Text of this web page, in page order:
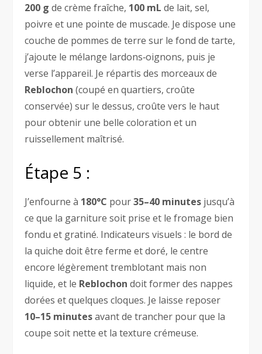
200 g de crème fraîche, 100 mL de lait, sel,
poivre et une pointe de muscade. Je dispose une
couche de pommes de terre sur le fond de tarte,
j’ajoute le mélange lardons‑oignons, puis je
verse l’appareil. Je répartis des morceaux de
Reblochon (coupé en quartiers, croûte
conservée) sur le dessus, croûte vers le haut
pour obtenir une belle coloration et un
ruissellement maîtrisé.
Étape 5 :
J’enfourne à 180°C pour35–40 minutes jusqu’à
ce que la garniture soit prise et le fromage bien
fondu et gratiné. Indicateurs visuels : le bord de
la quiche doit être ferme et doré, le centre
encore légèrement tremblotant mais non
liquide, et le Reblochon doit former des nappes
dorées et quelques cloques. Je laisse reposer
10–15 minutesavant de trancher pour que la
coupe soit nette et la texture crémeuse.